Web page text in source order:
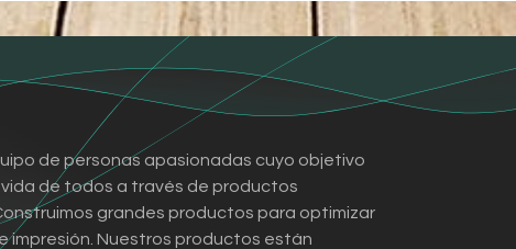
de personas apasionadas cuyo objetivo
vida de todos a través de productos
grandes productos para optimizar
impresión. Nuestros productos están